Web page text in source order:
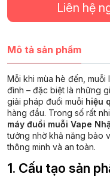
Liên hệ
Mô tả sản phẩm
Mỗi khi mùa hè đến, muỗi
đình – đặc biệt là những
giải pháp đuổi muỗi hiệu
hàng đầu. Trong số rất
máy đuổi muỗi Vape
tưởng nhờ khả năng bảo
thông minh và an toàn.
1. Cấu tạo sản